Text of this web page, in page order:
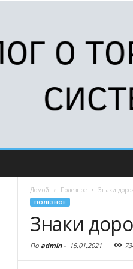
Домой Полезное Знаки
ПОЛЕЗНОЕ
Знаки
По admin- 15.01.2021